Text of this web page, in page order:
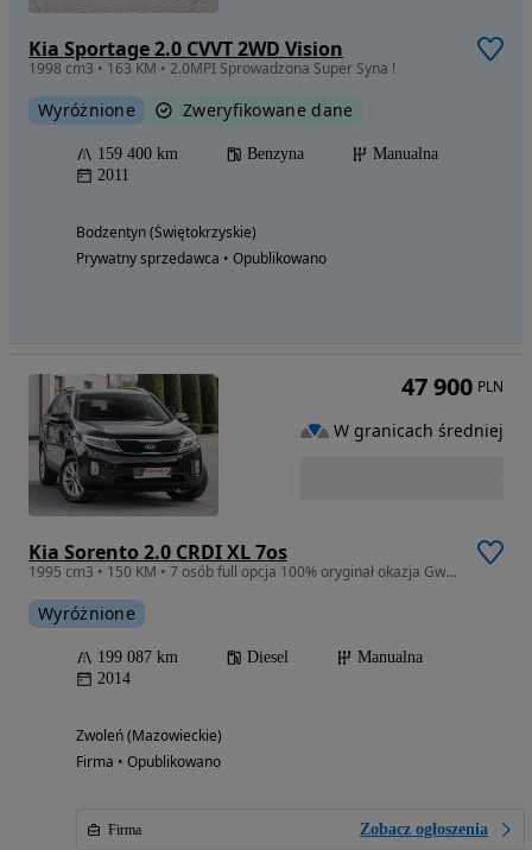
Kia Sportage 2.0 CVVT 2WD Vision
1998 cm3 • 163 KM • 2.0MPI Sprowadzona Super Syna !
Wyróżnione Zweryfikowane dane
159 400 km Benzyna
Manualna
2011
Bodzentyn (Świętokrzyskie)
Prywatny sprzedawca • Opublikowano
Kia Sorento 2.0 CRDI XL 7os
1995 cm3 • 150 KM • 7 osób full opcja 100% oryginał okazja Gwarancja
Wyróżnione
199 087 km Diesel
Manualna
2014
Zwoleń (Mazowieckie)
Firma • Opublikowano
Firma Zobacz ogłoszenia
47 900 PLN
W granicach średniej